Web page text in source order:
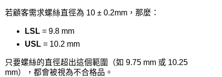
若顧客需求螺絲直徑為 10 ± 0.2mm ，那麼：
LSL= 9.8 mm
USL= 10.2 mm
只要螺絲的直徑超出這個範圍（如 9.75 mm 或 10.25
mm），都會被視為不合格品。